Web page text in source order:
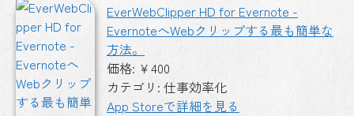
EverWebClipper HD for Evernote -
EvernoteへWebクリップする最も簡単な
方法。
価格: ￥400
カテゴリ: 仕事効率化
App Storeで詳細を見る